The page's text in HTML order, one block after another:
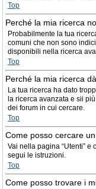
Top
Perché la mia ricerca
Probabilmente la tua
comuni che non sono
disponibili nella ricerca
Top
Perché la mia ricerca
La tua ricerca ha dato
la ricerca avanzata e sii
dei forum in cui cercare.
Top
Come posso cercare
Vai nella pagina “Utenti” e
segui le istruzioni.
Top
Come posso trovare i